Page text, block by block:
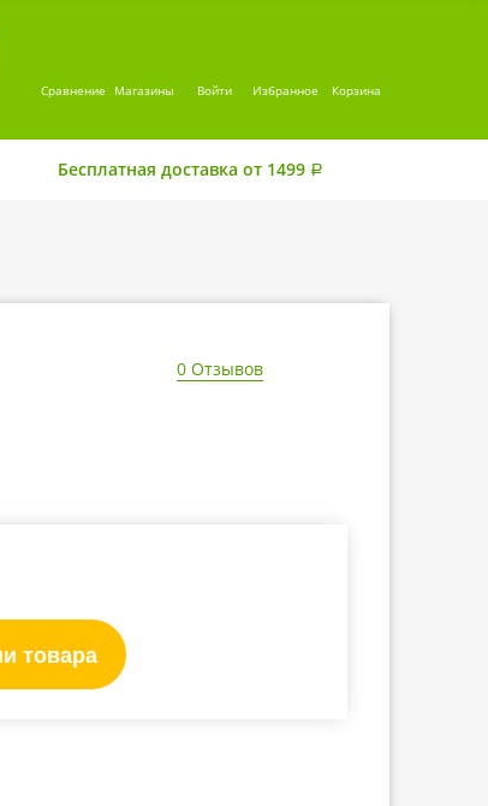
Сравнение Магазины Войти Избранное Корзина
Бесплатная доставка от 1499 Р
0 Отзывов
товара